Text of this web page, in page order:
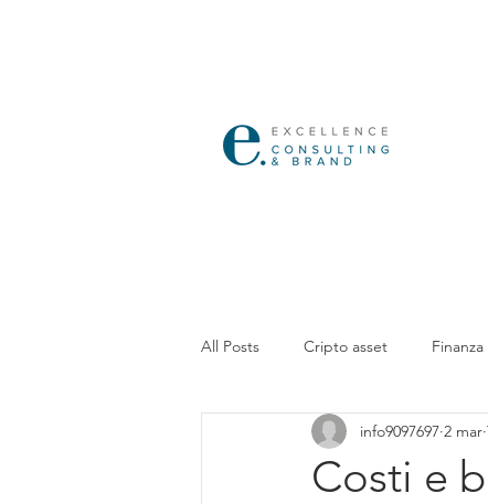
All Posts Cripto asset
Costi e
info9097697 2 mar